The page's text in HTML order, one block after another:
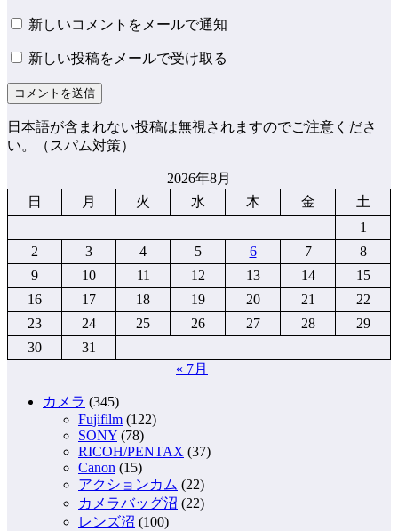
新しいコメントをメールで通知
新しい投稿をメールで受け取る
日本語が含まれない投稿は無視されますのでご注意くださ
い。（スパム対策）
2026年8月
日
月 火 水 木 金
土
1
2
3 4 5 6 7
8
9
10 11 12 13 14
15
16
17 18 19 20 21
22
23
24 25 26 27 28
29
30
31
« 7月
カメラ (345)
Fujifilm (122)
SONY (78)
RICOH/PENTAX (37)
Canon (15)
アクションカム (22)
カメラバッグ沼 (22)
レンズ沼 (100)